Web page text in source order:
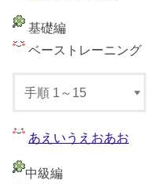
基礎編
ベーストレーニング
あえいうえおあお
中級編